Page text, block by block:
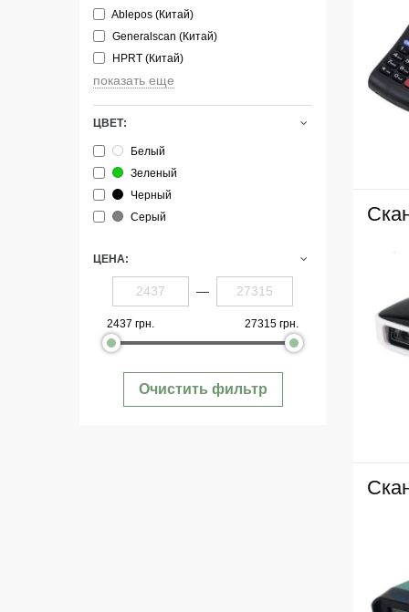
Ablepos (Китай)
Generalscan (Китай)
HPRT (Китай)
показать еще
ЦВЕТ:
Белый
Зеленый
Черный
Серый
ЦЕНА:
—
2437 грн. 27315 грн.
Очистить фильтр